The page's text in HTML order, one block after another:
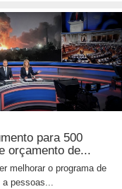
para 500
orçamento de...
melhorar o programa de
a pessoas...